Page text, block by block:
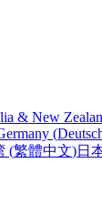
& New
(
(繁體中文)日